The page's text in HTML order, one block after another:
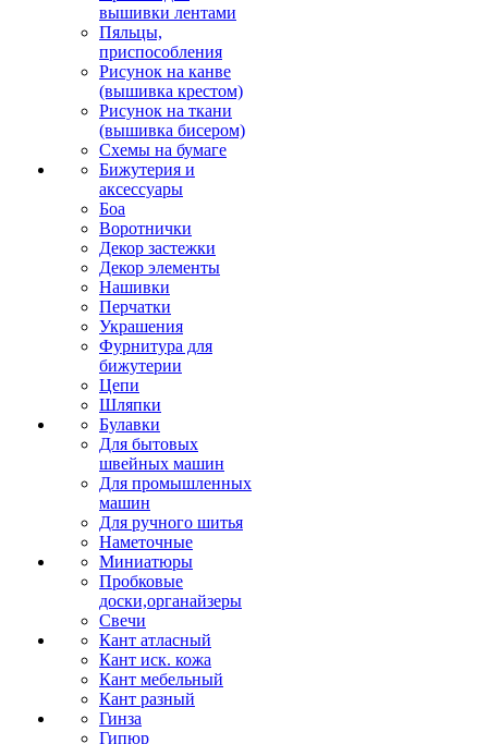
вышивки лентами
Пяльцы,
приспособления
Рисунок на канве
(вышивка крестом)
Рисунок на ткани
(вышивка бисером)
Схемы на бумаге
Бижутерия и
аксессуары
Боа
Воротнички
Декор застежки
Декор элементы
Нашивки
Перчатки
Украшения
Фурнитура для
бижутерии
Цепи
Шляпки
Булавки
Для бытовых
швейных машин
Для промышленных
машин
Для ручного шитья
Наметочные
Миниатюры
Пробковые
доски,органайзеры
Свечи
Кант атласный
Кант иск. кожа
Кант мебельный
Кант разный
Гинза
Гипюр